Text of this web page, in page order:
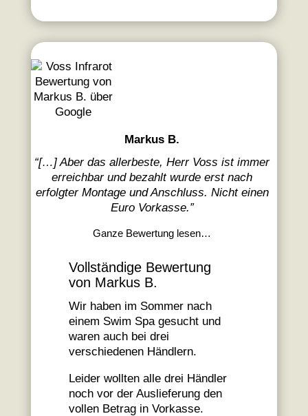
Markus B.
“[…] Aber das allerbeste, Herr Voss ist immer
erreichbar und bezahlt wurde erst nach
erfolgter Montage und Anschluss. Nicht einen
Euro Vorkasse.”
Ganze Bewertung lesen…
Vollständige Bewertung
von Markus B.
Wir haben im Sommer nach
einem Swim Spa gesucht und
waren auch bei drei
verschiedenen Händlern.
Leider wollten alle drei Händler
noch vor der Auslieferung den
vollen Betrag in Vorkasse.